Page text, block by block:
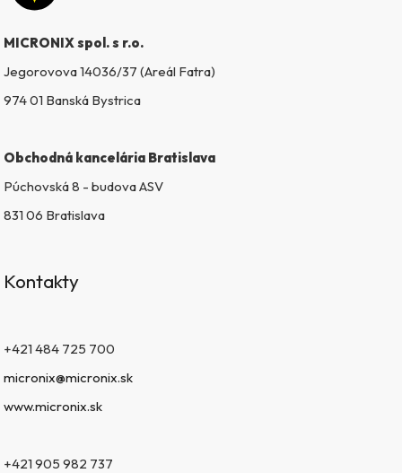
MICRONIX spol. s r.o.
Jegorovova 14036/37 (Areál Fatra)
974 01 Banská Bystrica
Obchodná kancelária Bratislava
Púchovská 8 - budova ASV
831 06 Bratislava
Kontakty
+421 484 725 700
micronix@micronix.sk
www.micronix.sk
+421 905 982 737